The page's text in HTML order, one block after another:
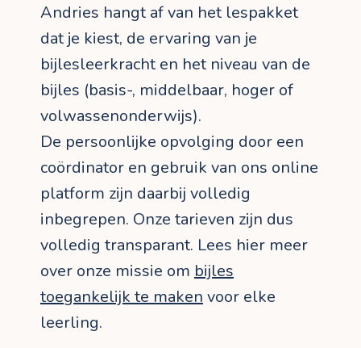
Andries hangt af van het lespakket
dat je kiest, de ervaring van je
bijlesleerkracht en het niveau van de
bijles (basis-, middelbaar, hoger of
volwassenonderwijs).
De persoonlijke opvolging door een
coördinator en gebruik van ons online
platform zijn daarbij volledig
inbegrepen. Onze tarieven zijn dus
volledig transparant. Lees hier meer
over onze missie om bijles
toegankelijk te maken voor elke
leerling.